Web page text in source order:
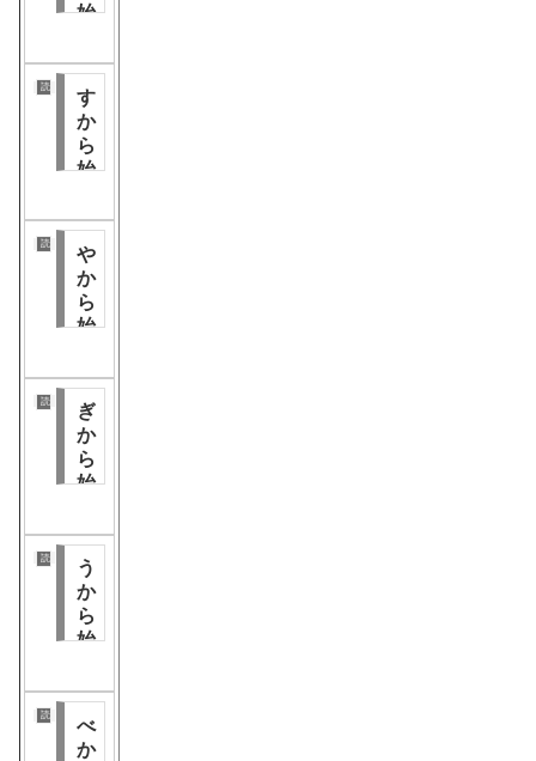
始
る
漢
字
読み仮名分類
す
か
ら
始
る
漢
字
読み仮名分類
や
か
ら
始
る
漢
字
読み仮名分類
ぎ
か
ら
始
る
漢
字
読み仮名分類
う
か
ら
始
る
字
読み仮名分類
べ
か